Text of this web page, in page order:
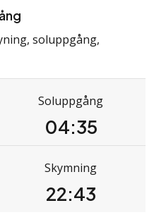
soluppgång,
Soluppgång
04:35
Skymning
22:43